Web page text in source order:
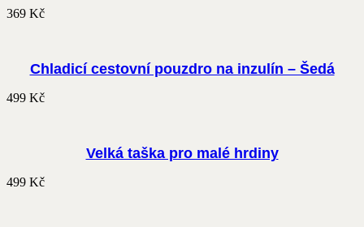
369 Kč
Chladicí cestovní pouzdro na inzulín – Šedá
499 Kč
Velká taška pro malé hrdiny
499 Kč